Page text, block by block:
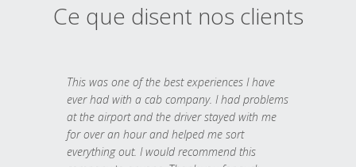
Ce que disent nos clients
This was one of the best experiences I have
ever had with a cab company. I had problems
at the airport and the driver stayed with me
for over an hour and helped me sort
everything out. I would recommend this